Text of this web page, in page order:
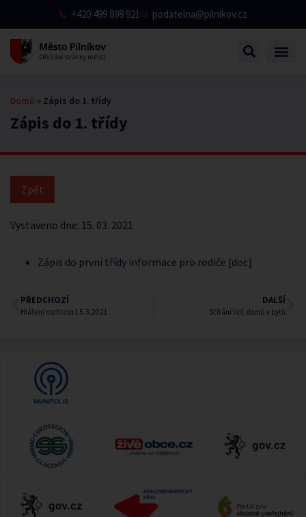
+420 499 898 921 podatelna@pilnikov.cz
Zápis do 1. třídy
Domů » Zápis do 1. třídy
Vystaveno dne: 15. 03. 2021
Zápis do první třídy informace pro rodiče [doc]
PŘEDCHOZÍ
Hlášení rozhlasu 15.3.2021
DALŠÍ
Sčítání lidí, domů a bytů